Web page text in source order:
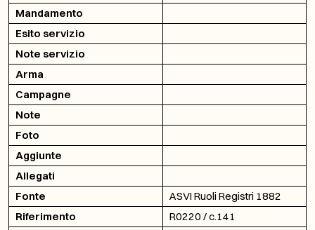
Mandamento
Esito servizio
Note servizio
Arma
Campagne
Note
Foto
Aggiunte
Allegati
Fonte
ASVI Ruoli Registri 1882
Riferimento
R0220 / c.141